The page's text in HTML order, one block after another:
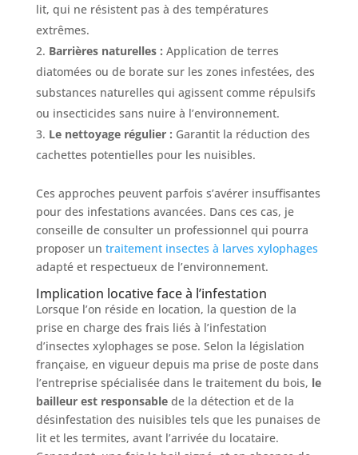
lit, qui ne résistent pas à des températures
extrêmes.
Barrières naturelles : Application de terres
diatomées ou de borate sur les zones infestées, des
substances naturelles qui agissent comme répulsifs
ou insecticides sans nuire à l’environnement.
Le nettoyage régulier : Garantit la réduction des
cachettes potentielles pour les nuisibles.
Ces approches peuvent parfois s’avérer insuffisantes
pour des infestations avancées. Dans ces cas, je
conseille de consulter un professionnel qui pourra
proposer un traitement insectes à larves xylophages
adapté et respectueux de l’environnement.
Implication locative face à l’infestation
Lorsque l’on réside en location, la question de la
prise en charge des frais liés à l’infestation
d’insectes xylophages se pose. Selon la législation
française, en vigueur depuis ma prise de poste dans
l’entreprise spécialisée dans le traitement du bois, le
bailleur est responsablede la détection et de la
désinfestation des nuisibles tels que les punaises de
lit et les termites, avant l’arrivée du locataire.